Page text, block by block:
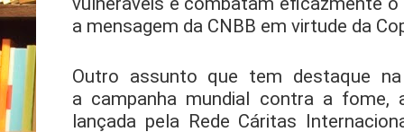
a mensagem da CNBB em virtude da
Outro assunto que tem destaque
a campanha mundial contra a fome,
lançada pela Rede Cáritas